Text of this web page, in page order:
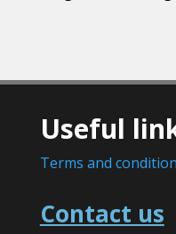
Useful
Terms and
Contact us